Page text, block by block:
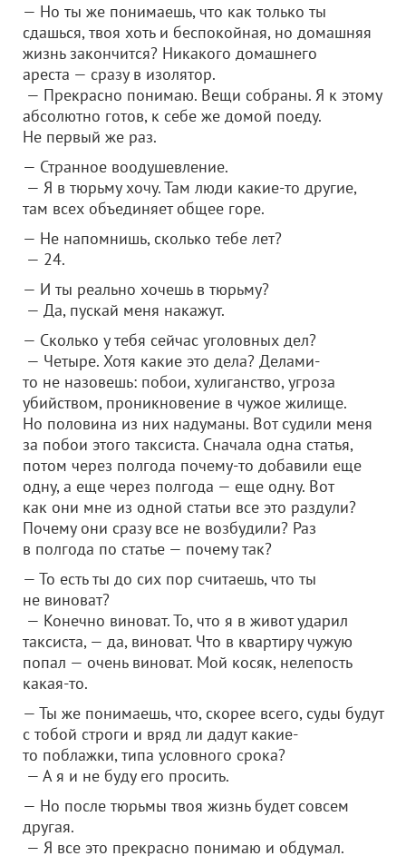
— Но ты же понимаешь, что как только ты
сдашься, твоя хоть и беспокойная, но домашняя
жизнь закончится? Никакого домашнего
ареста — сразу в изолятор.
— Прекрасно понимаю. Вещи собраны. Я к этому
абсолютно готов, к себе же домой поеду.
Не первый же раз.
— Странное воодушевление.
— Я в тюрьму хочу. Там люди какие-то другие,
там всех объединяет общее горе.
— Не напомнишь, сколько тебе лет?
— 24.
— И ты реально хочешь в тюрьму?
— Да, пускай меня накажут.
— Сколько у тебя сейчас уголовных дел?
— Четыре. Хотя какие это дела? Делами-
то не назовешь: побои, хулиганство, угроза
убийством, проникновение в чужое жилище.
Но половина из них надуманы. Вот судили меня
за побои этого таксиста. Сначала одна статья,
потом через полгода почему-то добавили еще
одну, а еще через полгода — еще одну. Вот
как они мне из одной статьи все это раздули?
Почему они сразу все не возбудили? Раз
в полгода по статье — почему так?
— То есть ты до сих пор считаешь, что ты
не виноват?
— Конечно виноват. То, что я в живот ударил
таксиста, — да, виноват. Что в квартиру чужую
попал — очень виноват. Мой косяк, нелепость
какая-то.
— Ты же понимаешь, что, скорее всего, суды будут
с тобой строги и вряд ли дадут какие-
то поблажки, типа условного срока?
— А я и не буду его просить.
— Но после тюрьмы твоя жизнь будет совсем
другая.
— Я все это прекрасно понимаю и обдумал.